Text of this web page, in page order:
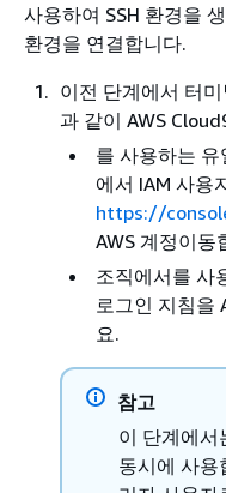
사용하여 SSH 환경을
환경을 연결합니다.
이전 단계에서 터
과 같이 AWS
를 사용하는 유
에서 IAM 사용
https://
AWS 계정이동
조직에서를 사
로그인 지침을
요.
참고
이 단계에서
동시에 사